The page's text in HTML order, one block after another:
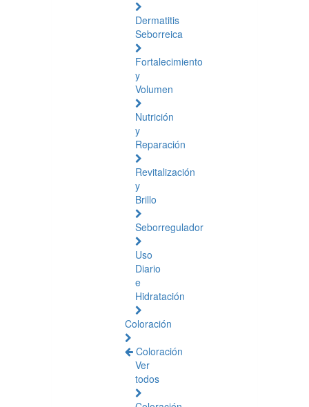
Dermatitis
Seborreica
Fortalecimiento
y
Volumen
Nutrición
y
Reparación
Revitalización
y
Brillo
Seborregulador
Uso
Diario
e
Hidratación
Coloración
Coloración
Ver
todos